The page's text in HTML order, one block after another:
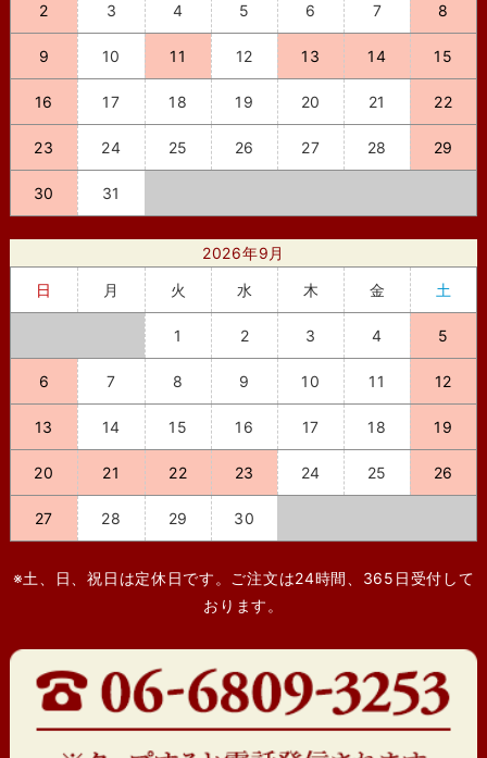
2 3 4 5 6 7 8
9 10 11 12 13 14 15
16 17 18 19 20 21 22
23 24 25 26 27 28 29
30 31
2026年9月
日
月 火 水 木 金 土
1 2 3 4 5
6 7 8 9 10 11 12
13 14 15 16 17 18 19
20 21 22 23 24 25 26
27 28 29 30
※土、日、祝日は定休日です。ご注文は24時間、365日受付して
おります。